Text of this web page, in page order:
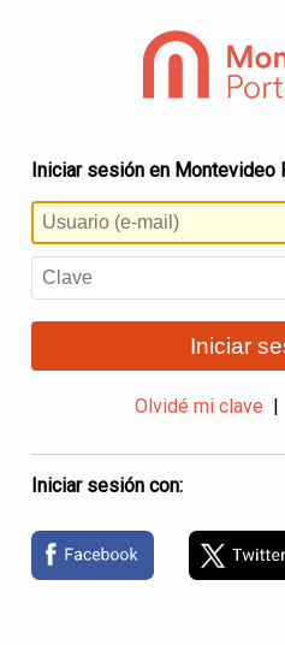
Iniciar sesión en Montevideo
Iniciar
Olvidé mi clave
Iniciar sesión con: